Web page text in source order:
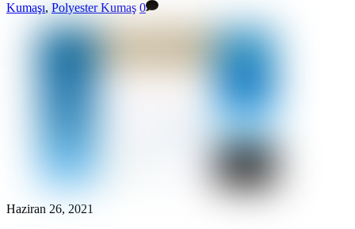
Kumaşı, Polyester Kumaş 0
Haziran 26, 2021